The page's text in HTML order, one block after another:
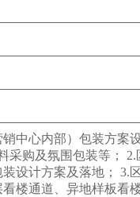
中心内部）包装方案
采购及氛围包装等； 2.
设计方案及落地； 3.
楼通道、异地样板看